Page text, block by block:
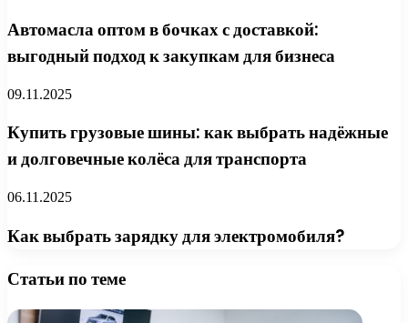
Автомасла оптом в бочках с доставкой:
выгодный подход к закупкам для бизнеса
09.11.2025
Купить грузовые шины: как выбрать надёжные
и долговечные колёса для транспорта
06.11.2025
Как выбрать зарядку для электромобиля?
Статьи по теме